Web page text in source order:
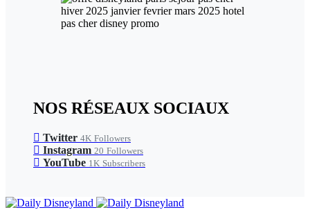
NOS RÉSEAUX SOCIAUX
Twitter 4K Followers
Instagram 20 Followers
YouTube 1K Subscribers